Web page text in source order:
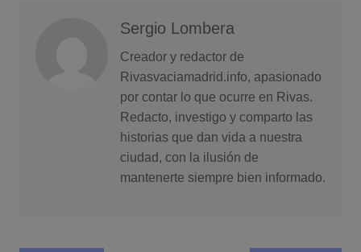
Sergio Lombera
Creador y redactor de
Rivasvaciamadrid.info, apasionado
por contar lo que ocurre en Rivas.
Redacto, investigo y comparto las
historias que dan vida a nuestra
ciudad, con la ilusión de
mantenerte siempre bien informado.